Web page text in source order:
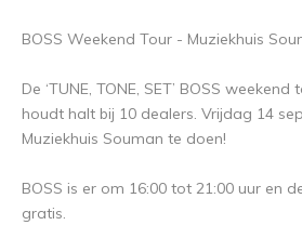
BOSS Weekend Tour - Muziekhuis
De ‘TUNE, TONE, SET’ BOSS
houdt halt bij 10 dealers. Vrijdag 14
Muziekhuis Souman te doen!
BOSS is er om 16:00 tot 21:00 uur en
gratis.